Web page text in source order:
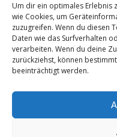
Um dir ein optimales Erlebnis
wie Cookies, um
zuzugreifen. Wenn du diesen
Daten wie das Surfverhalten
verarbeiten. Wenn du deine
zurückziehst, können
beeinträchtigt werden.